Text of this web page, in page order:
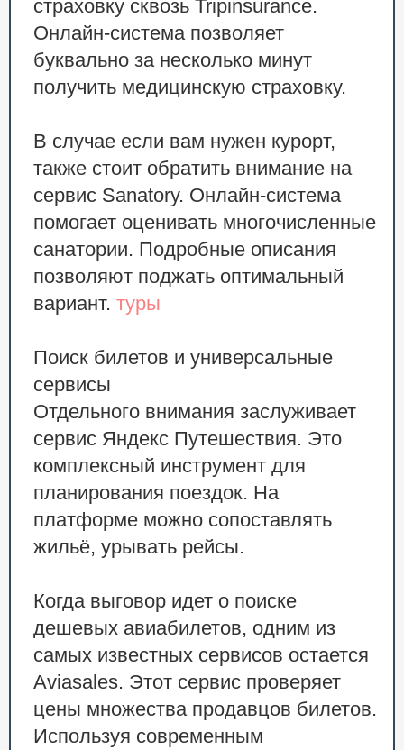
страховку сквозь Tripinsurance.
Онлайн-система позволяет
буквально за несколько минут
получить медицинскую страховку.
В случае если вам нужен курорт,
также стоит обратить внимание на
сервис Sanatory. Онлайн-система
помогает оценивать многочисленные
санатории. Подробные описания
позволяют поджать оптимальный
вариант. туры
Поиск билетов и универсальные
сервисы
Отдельного внимания заслуживает
сервис Яндекс Путешествия. Это
комплексный инструмент для
планирования поездок. На
платформе можно сопоставлять
жильё, урывать рейсы.
Когда выговор идет о поиске
дешевых авиабилетов, одним из
самых известных сервисов остается
Aviasales. Этот сервис проверяет
цены множества продавцов билетов.
Используя современным